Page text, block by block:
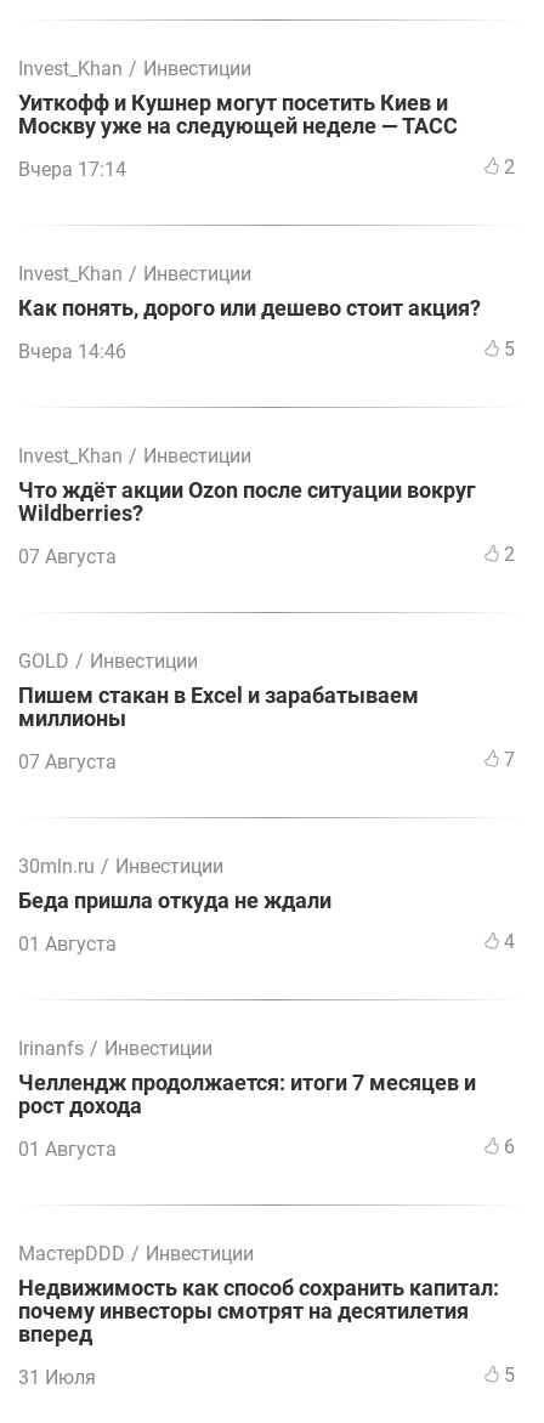
Invest_Khan / Инвестиции
Уиткофф и Кушнер могут посетить Киев и
Москву уже на следующей неделе — ТАСС
Вчера 17:14 2
Invest_Khan / Инвестиции
Как понять, дорого или дешево стоит акция?
Вчера 14:46 5
Invest_Khan / Инвестиции
Что ждёт акции Ozon после ситуации вокруг
Wildberries?
07 Августа 2
GOLD / Инвестиции
Пишем стакан в Excel и зарабатываем
миллионы
07 Августа 7
30mln.ru / Инвестиции
Беда пришла откуда не ждали
01 Августа 4
Irinanfs / Инвестиции
Челлендж продолжается: итоги 7 месяцев и
рост дохода
01 Августа 6
МастерDDD / Инвестиции
Недвижимость как способ сохранить капитал:
почему инвесторы смотрят на десятилетия
вперед
31 Июля 5